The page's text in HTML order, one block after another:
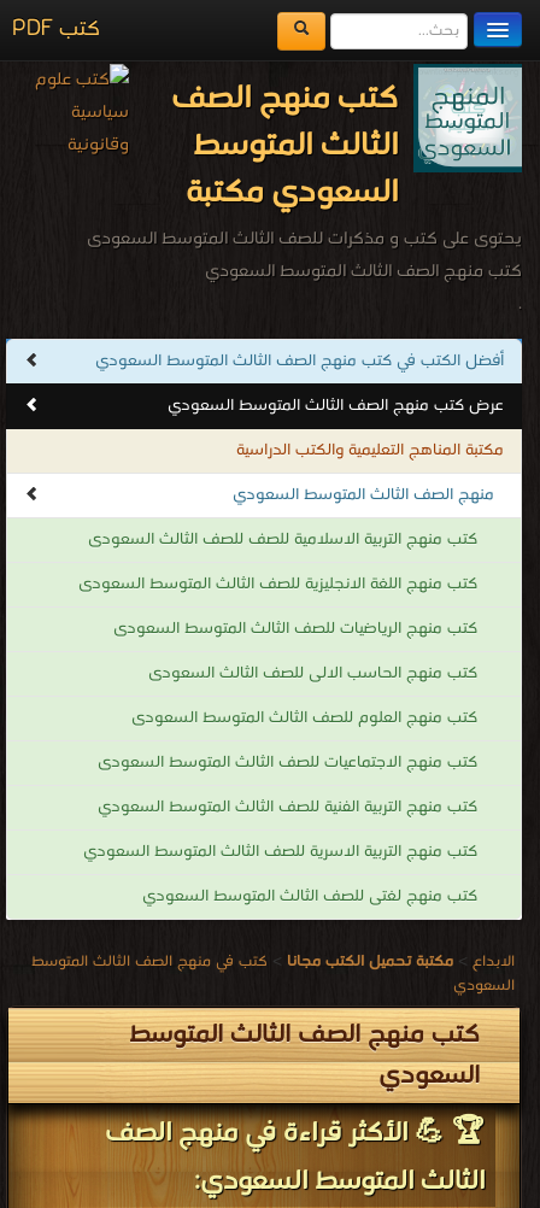
كتب PDF
مكتبة الكتب
المكتبات
يُقرأ حالياً
اضف كتاب
كتب منهج الصف
الثالث المتوسط
السعودي مكتبة
يحتوى على كتب و مذكرات للصف الثالث المتوسط السعودى
كتب منهج الصف الثالث المتوسط السعودي
.
أفضل الكتب في كتب منهج الصف الثالث المتوسط السعودي
عرض كتب منهج الصف الثالث المتوسط السعودي
مكتبة المناهج التعليمية والكتب الدراسية
منهج الصف الثالث المتوسط السعودي
كتب منهج التربية الاسلامية للصف للصف الثالث السعودى
كتب منهج اللغة الانجليزية للصف الثالث المتوسط السعودى
كتب منهج الرياضيات للصف الثالث المتوسط السعودى
كتب منهج الحاسب الالى للصف الثالث السعودى
كتب منهج العلوم للصف الثالث المتوسط السعودى
كتب منهج الاجتماعيات للصف الثالث المتوسط السعودى
كتب منهج التربية الفنية للصف الثالث المتوسط السعودي
كتب منهج التربية الاسرية للصف الثالث المتوسط السعودي
كتب منهج لغتى للصف الثالث المتوسط السعودي
الابداع > مكتبة تحميل الكتب مجانا > كتب في منهج الصف الثالث المتوسط
السعودي
كتب منهج الصف الثالث المتوسط
السعودي
🏆 💪 الأكثر قراءة في منهج الصف
الثالث المتوسط السعودي: